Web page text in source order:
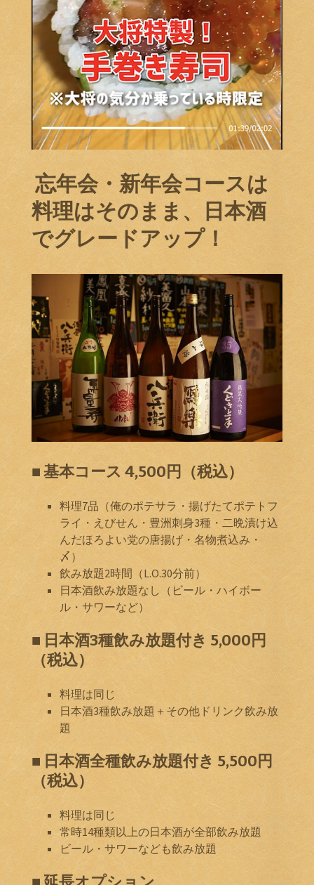
️ 忘年会・新年会コースは
料理はそのまま、日本酒
でグレードアップ！
■ 基本コース 4,500円（税込）
料理7品（俺のポテサラ・揚げたてポテトフ
ライ・えびせん・豊洲刺身3種・二晩漬け込
んだほろよい党の唐揚げ・名物煮込み・
〆）
飲み放題2時間（L.O.30分前）
日本酒飲み放題なし（ビール・ハイボー
ル・サワーなど）
■ 日本酒3種飲み放題付き 5,000円
（税込）
料理は同じ
日本酒3種飲み放題＋その他ドリンク飲み放
題
■ 日本酒全種飲み放題付き 5,500円
（税込）
料理は同じ
常時14種類以上の日本酒が全部飲み放題
ビール・サワーなども飲み放題